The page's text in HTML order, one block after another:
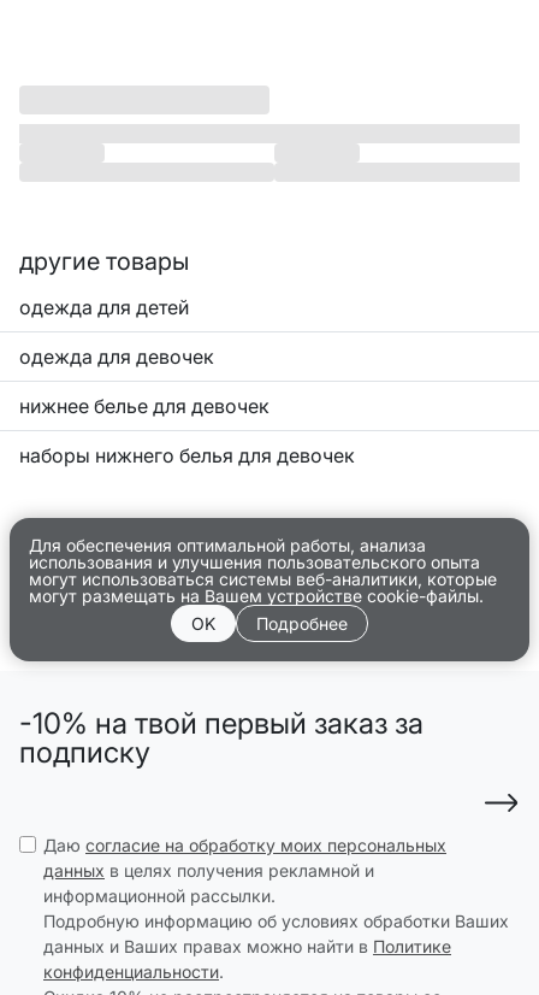
другие товары
одежда для детей
одежда для девочек
нижнее белье для девочек
наборы нижнего белья для девочек
Для обеспечения оптимальной работы, анализа
использования и улучшения пользовательского опыта
могут использоваться системы веб-аналитики, которые
могут размещать на Вашем устройстве cookie-файлы.
OK
Подробнее
-10% на твой первый заказ за
подписку
Даю согласие на обработку моих персональных
данных в целях получения рекламной и
информационной рассылки.
Подробную информацию об условиях обработки Ваших
данных и Ваших правах можно найти в Политике
конфиденциальности.